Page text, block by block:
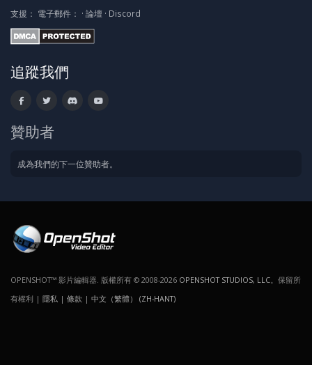
支援： 電子郵件： · 論壇 · Discord
追蹤我們
贊助者
成為我們的下一位贊助者。
OPENSHOT™ 影片編輯器. 版權所有 © 2008-2026 OPENSHOT STUDIOS, LLC 。保留所
有權利 | 隱私 | 條款 | 中文（繁體） (ZH-HANT)